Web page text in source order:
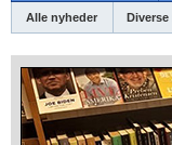
Alle nyheder Diverse